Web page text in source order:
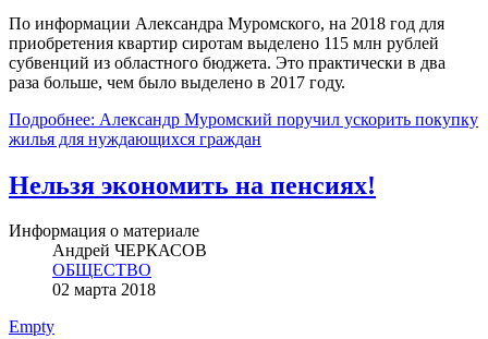
По информации Александра Муромского, на 2018 год для
приобретения квартир сиротам выделено 115 млн рублей
субвенций из областного бюджета. Это практически в два
раза больше, чем было выделено в 2017 году.
Подробнее: Александр Муромский поручил ускорить покупку
жилья для нуждающихся граждан
Нельзя экономить на пенсиях!
Информация о материале
Андрей ЧЕРКАСОВ
ОБЩЕСТВО
02 марта 2018
Empty